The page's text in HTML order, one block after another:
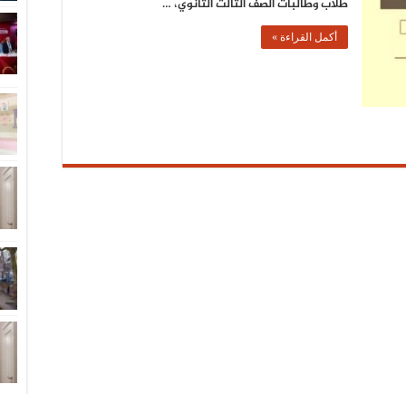
طلاب وطالبات الصف الثالث الثانوي، …
أكمل القراءة »